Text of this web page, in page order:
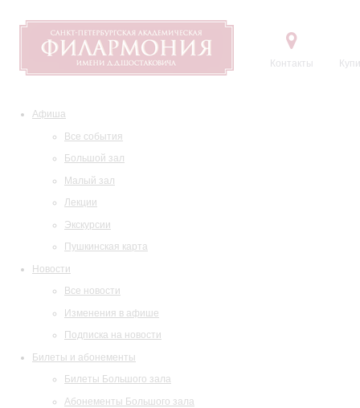
Контакты
Афиша
Все события
Большой зал
Малый зал
Лекции
Экскурсии
Пушкинская карта
Новости
Все новости
Изменения в афише
Подписка на новости
Билеты и абонементы
Билеты Большого зала
Абонементы Большого зала